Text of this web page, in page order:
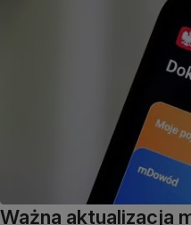
Ważna aktualizacja